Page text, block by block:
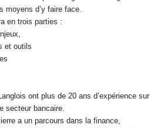
moyens d’y faire face.
en trois parties :
et outils
ont plus de 20 ans d’expérience sur
secteur bancaire.
a un parcours dans la finance,